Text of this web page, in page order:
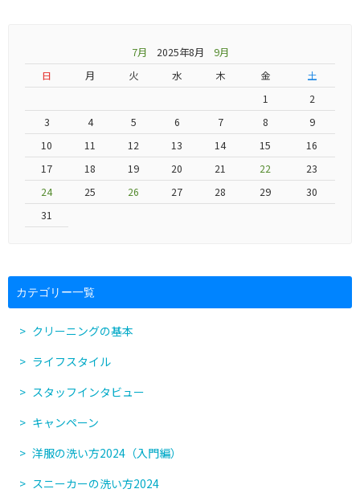
7月 2025年8月 9月
日
月 火 水 木 金
土
1
2
3
4 5 6 7 8
9
10
11 12 13 14 15
16
17
18 19 20 21 22
23
24
25 26 27 28 29
30
31
カテゴリー一覧
クリーニングの基本
ライフスタイル
スタッフインタビュー
キャンペーン
洋服の洗い方2024（入門編）
スニーカーの洗い方2024